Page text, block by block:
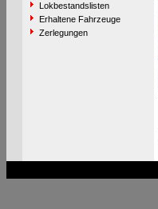
Lokbestandslisten
Erhaltene Fahrzeuge
Zerlegungen